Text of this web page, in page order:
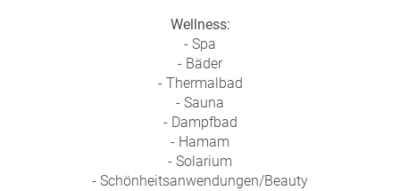
Wellness:
- Spa
- Bäder
- Thermalbad
- Sauna
- Dampfbad
- Hamam
- Solarium
- Schönheitsanwendungen/Beauty